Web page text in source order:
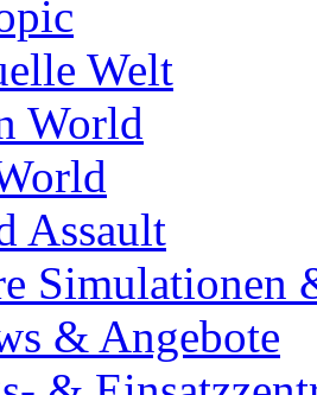
Welt
World
Assault
Simulationen
& Angebote